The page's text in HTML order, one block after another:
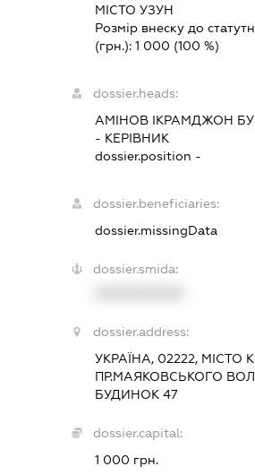
МІСТО УЗУН
Розмір внеску до
(грн.):1 000 (100 %)
dossier.heads:
АМІНОВ ІКРАМДЖОН
- КЕРІВНИК
dossier.position -
dossier.beneficiaries:
dossier.missingData
dossier.smida:
dossier.address:
УКРАЇНА, 02222, МІСТО
ПР.МАЯКОВСЬКОГО
БУДИНОК 47
dossier.capital:
1 000 грн.